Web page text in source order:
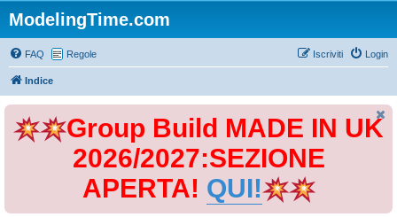
ModelingTime.com
FAQ Regole Login
Iscriviti
Indice
Group Build MADE IN UK
2026/2027:SEZIONE
APERTA! QUI!